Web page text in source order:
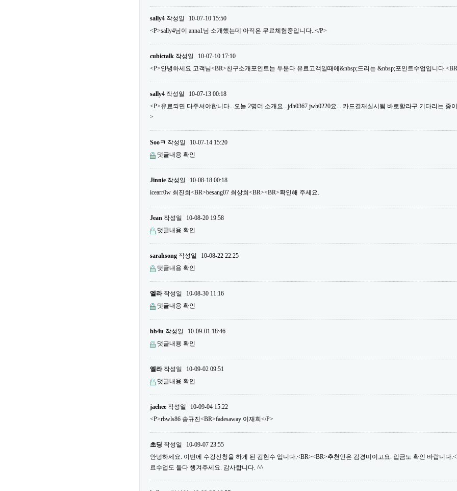
sally4 작성일
10-07-10 15:50
<P>sally4님이 anna1님 소개했는데 아직은 무료체험중입니다..</P>
cubictalk 작성일
10-07-10 17:10
<P>안녕하세요 고객님<BR>친구소개포인트는 두분다 유료고객일때에&nbsp;드리는 &nbsp;포인트수업입니다
sally4 작성일
10-07-13 00:18
<P>유료되면 다주셔야합니다...오늘 2명더 소개요...jdh0367 jwh0220요....카드결재실시됨 바로할라구 기다리는 중
>
Sooㅋ 작성일
10-07-14 15:20
댓글내용 확인
Jinnie 작성일
10-08-18 00:18
icearr0w 최진희<BR>besang07 최상희<BR><BR>확인해 주세요.
Jean 작성일
10-08-20 19:58
댓글내용 확인
sarahsong 작성일
10-08-22 22:25
댓글내용 확인
엘라작성일
10-08-30 11:16
댓글내용 확인
bb4u 작성일
10-09-01 18:46
댓글내용 확인
엘라작성일
10-09-02 09:51
댓글내용 확인
jaehee 작성일
10-09-04 15:22
<P>rbwls86 송규진<BR>fadesaway 이재희</P>
초딩 작성일
10-09-07 23:55
안녕하세요. 이번에 수강신청을 하게 된 김현수 입니다.<BR><BR>추천인은 김경미이고요. 입금도 확인 바랍니다
료수업도 둘다 챙겨주세요. 감사합니다. ^^